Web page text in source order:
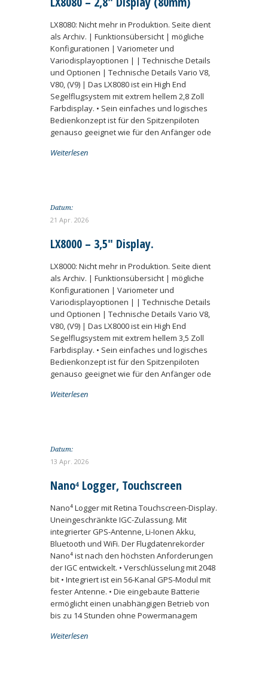
LX8080: Nicht mehr in Produktion. Seite dient
als Archiv. | Funktionsübersicht | mögliche
Konfigurationen | Variometer und
Variodisplayoptionen | | Technische Details
und Optionen | Technische Details Vario V8,
V80, (V9) | Das LX8080 ist ein High End
Segelflugsystem mit extrem hellem 2,8 Zoll
Farbdisplay. • Sein einfaches und logisches
Bedienkonzept ist für den Spitzenpiloten
genauso geeignet wie für den Anfänger ode
Weiterlesen
Datum:
21 Apr. 2026
LX8000 – 3,5″ Display.
LX8000: Nicht mehr in Produktion. Seite dient
als Archiv. | Funktionsübersicht | mögliche
Konfigurationen | Variometer und
Variodisplayoptionen | | Technische Details
und Optionen | Technische Details Vario V8,
V80, (V9) | Das LX8000 ist ein High End
Segelflugsystem mit extrem hellem 3,5 Zoll
Farbdisplay. • Sein einfaches und logisches
Bedienkonzept ist für den Spitzenpiloten
genauso geeignet wie für den Anfänger ode
Weiterlesen
Datum:
13 Apr. 2026
Nano⁴ Logger, Touchscreen
Nano⁴ Logger mit Retina Touchscreen-Display.
Uneingeschränkte IGC-Zulassung. Mit
integrierter GPS-Antenne, Li-Ionen Akku,
Bluetooth und WiFi. Der Flugdatenrekorder
Nano⁴ ist nach den höchsten Anforderungen
der IGC entwickelt. • Verschlüsselung mit 2048
bit • Integriert ist ein 56-Kanal GPS-Modul mit
fester Antenne. • Die eingebaute Batterie
ermöglicht einen unabhängigen Betrieb von
bis zu 14 Stunden ohne Powermanagem
Weiterlesen